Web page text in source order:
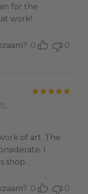
for the
work!
0 0
of art. The
I
shop.
0 0